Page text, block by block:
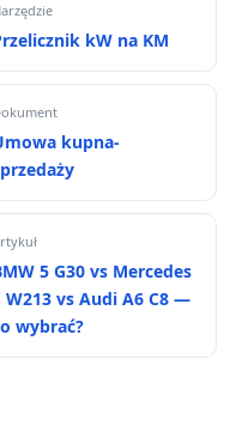
kW na KM
kupna-
5 G30 vs Mercedes
W213 vs Audi A6 C8 —
wybrać?